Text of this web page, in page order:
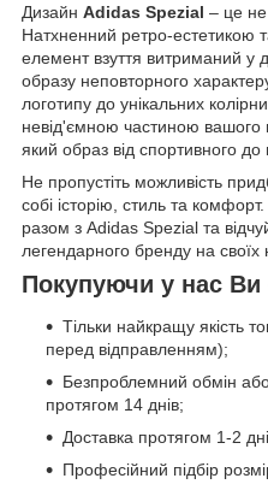
Дизайн Adidas Spezial – це не
Натхненний ретро-естетикою
елемент взуття витриманий у
образу неповторного
логотипу до унікальних
невід'ємною частиною
який образ від спортивного до
Не пропустіть можливість
собі історію, стиль та
разом з Adidas Spezial та
легендарного бренду на своїх
Покупуючи у нас Ви
Тільки найкращу якість
перед відправленням);
Безпроблемний обмін
протягом 14 днів;
Доставка протягом 1-2
Професійний підбір